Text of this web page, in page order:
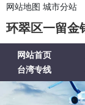
网站地图 城市分站
环翠区一留金
网站首页
台湾专线